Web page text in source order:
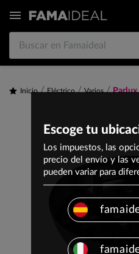

Inicio Eléctrico Varios Parlux
Escoge tu
Los impuestos, las
precio del envío y las
pueden variar para